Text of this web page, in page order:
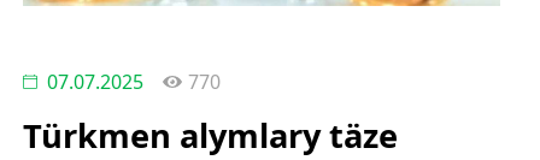
07.07.2025 770
Türkmen alymlary täze